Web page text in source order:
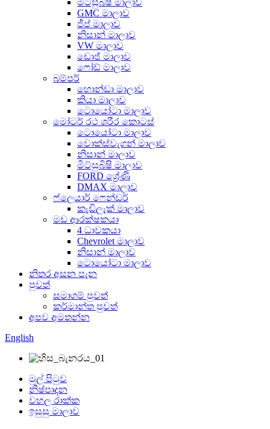
මිට්සුබිෂි මාලාව
GMC මාලාව
ජීප් මාලාව
නිසාන් මාලාව
VW මාලාව
ඩොජ් මාලාව
ෆෝඩ් මාලාව
බම්පර්
හොන්ඩා මාලාව
කියා මාලාව
ටොයෝටා මාලාව
මෝටර් රථ ශරීර කොටස්
ටොයෝටා මාලාව
වොක්ස්වැගන් මාලාව
නිසාන් මාලාව
මිට්සුබිෂි මාලාව
FORD ශ්‍රේණි
DMAX මාලාව
ෆ්ලෙයාර් ෆෙන්ඩර්
කැඩිලැක් මාලාව
මඩ ආරක්ෂකයා
4 ධාවකයා
Chevrolet මාලාව
නිසාන් මාලාව
ටොයෝටා මාලාව
නිතර අසන පැන
පුවත්
සමාගම් පුවත්
කර්මාන්ත පුවත්
අපව අමතන්න
English
මුල් පිටුව
නිෂ්පාදන
වහල රාක්ක
ඉසුසු මාලාව